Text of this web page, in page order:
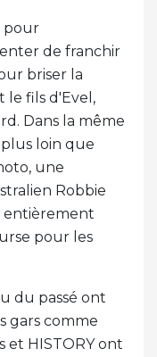
pour
de franchir
briser la
le fils d'Evel,
Dans la même
loin que
une
Robbie
entièrement
pour les
du passé ont
gars comme
et HISTORY ont